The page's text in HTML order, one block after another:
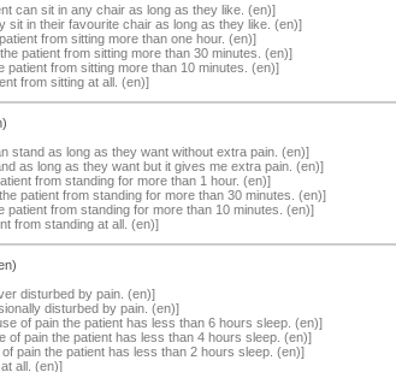
can sit in any chair as long as they like. (en)]
sit in their favourite chair as long as they like. (en)]
from sitting more than one hour. (en)]
patient from sitting more than 30 minutes. (en)]
patient from sitting more than 10 minutes. (en)]
from sitting at all. (en)]
stand as long as they want without extra pain. (en)]
as long as they want but it gives me extra pain. (en)]
from standing for more than 1 hour. (en)]
patient from standing for more than 30 minutes. (en)]
patient from standing for more than 10 minutes. (en)]
from standing at all. (en)]
disturbed by pain. (en)]
disturbed by pain. (en)]
of pain the patient has less than 6 hours sleep. (en)]
of pain the patient has less than 4 hours sleep. (en)]
pain the patient has less than 2 hours sleep. (en)]
all. (en)]